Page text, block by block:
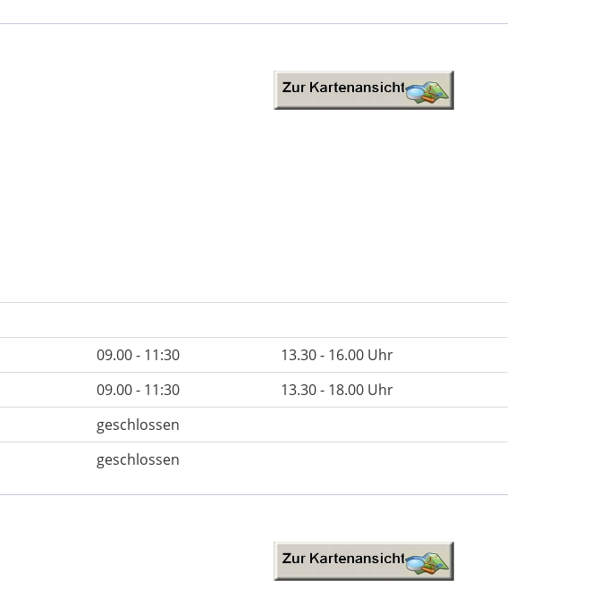
09.00 - 11:30
13.30 - 16.00 Uhr
09.00 - 11:30
13.30 - 18.00 Uhr
geschlossen
geschlossen